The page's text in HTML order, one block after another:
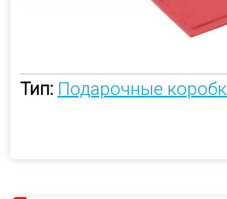
Тип: Подарочные